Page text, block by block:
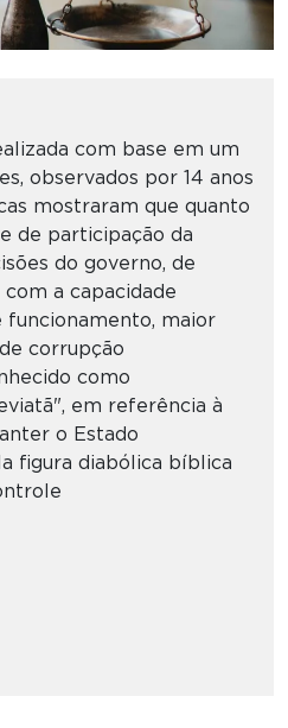
com base em um
observados por 14 anos
mostraram que quanto
de participação da
do governo, de
a capacidade
funcionamento, maior
corrupção
como
em referência à
o Estado
figura diabólica bíblica